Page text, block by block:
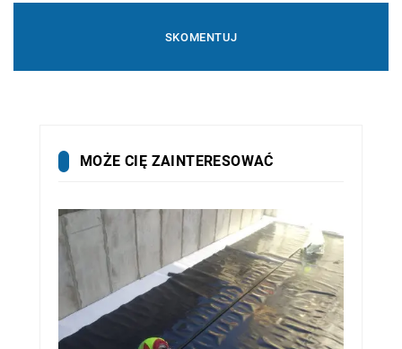
MOŻE CIĘ ZAINTERESOWAĆ